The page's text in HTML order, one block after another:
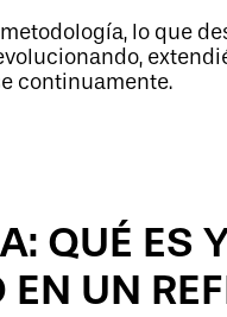
lo que
continuamente.
QUÉ ES
UN